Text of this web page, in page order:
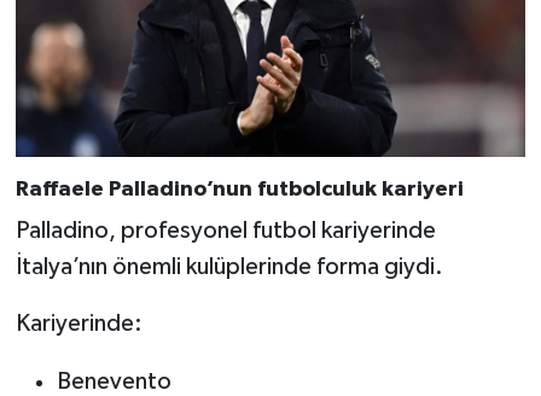
Raffaele Palladino’nun futbolculuk kariyeri
Palladino, profesyonel futbol kariyerinde
İtalya’nın önemli kulüplerinde forma giydi.
Kariyerinde:
Benevento